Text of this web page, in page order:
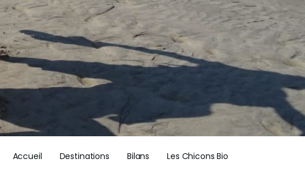
Accueil Destinations Bilans Les Chicons Bio